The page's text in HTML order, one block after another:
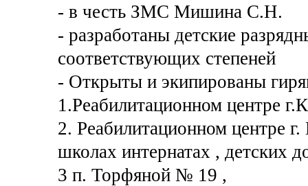
- в честь ЗМС Мишина С.Н.
- разработаны детские
соответствующих степеней
- Открыты и экипированы
1.Реабилитационном центре
2. Реабилитационном центре
школах интернатах ,
3 п. Торфяной № 19 ,